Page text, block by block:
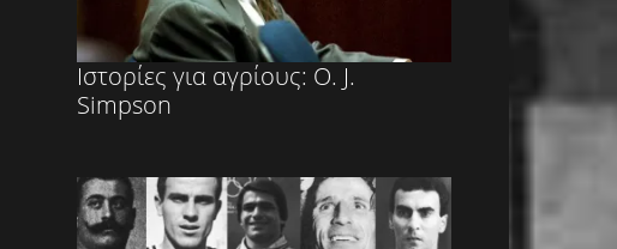
Ιστορίες για αγρίους: O. J.
Simpson